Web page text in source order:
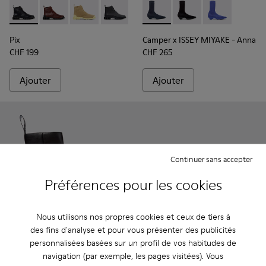
Préférences pour les cookies
Nous utilisons nos propres cookies et ceux de tiers à
des fins d'analyse et pour vous présenter des publicités
personnalisées basées sur un profil de vos habitudes de
navigation (par exemple, les pages visitées). Vous
Continuer sans accepter
Pix - K400830-005 - Bottines en cuir noir pour femme.
Pix - K400830-006
Pix - K400830-004
Pix - K400830-001
Pix
CHF 199
Ajouter
Camper x ISSEY MIYAKE -
Camper x ISSEY
Camper x
Camper x ISSEY MIYAKE - Anna
CHF 265
Ajouter
Kora - K400798-001 - Bottines en cuir noir pour femme.
Kora - K400798-011 - Bottines en cuir marron pour
Kora - K400798-010
Kora - K400798-009
Kora - K400798-008 -
Kora - K400798-007
Kora - K400798-
Kora -
Runner - K201855-001 -
Runner - K201855-
Runner -